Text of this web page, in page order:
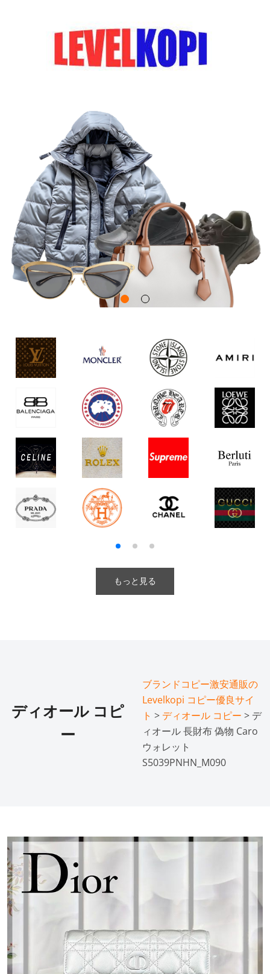
もっと見る
ディオール コピ
ー
ブランドコピー激安通販の
Levelkopi コピー優良サイ
ト > ディオール コピー > デ
ィオール 長財布 偽物 Caro
ウォレット
S5039PNHN_M090